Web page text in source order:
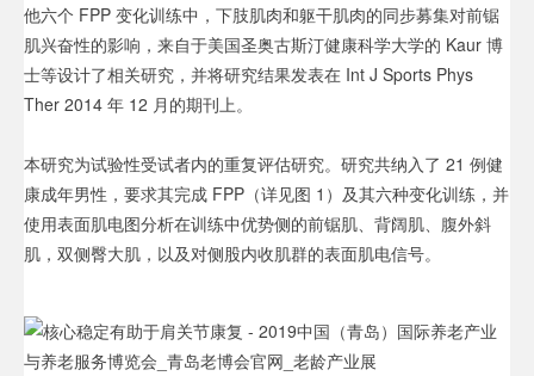
他六个 FPP 变化训练中，下肢肌肉和躯干肌肉的同步募集对前锯
肌兴奋性的影响，来自于美国圣奥古斯汀健康科学大学的 Kaur 博
士等设计了相关研究，并将研究结果发表在 Int J Sports Phys
Ther 2014 年 12 月的期刊上。
本研究为试验性受试者内的重复评估研究。 研究共纳入了 21 例健
康成年男性，要求其完成 FPP（详见图 1）及其六种变化训练，并
使用表面肌电图分析在训练中优势侧的前锯肌、背阔肌、腹外斜
肌，双侧臀大肌，以及对侧股内收肌群的表面肌电信号。